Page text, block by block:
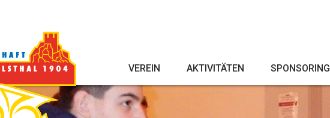
VEREIN AKTIVITÄTEN SPONSORING